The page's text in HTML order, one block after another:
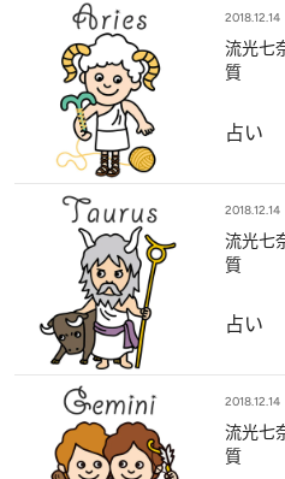
2018.12.14
流光七奈の
質
占い
2018.12.14
流光七奈の
質
占い
2018.12.14
流光七奈の
質